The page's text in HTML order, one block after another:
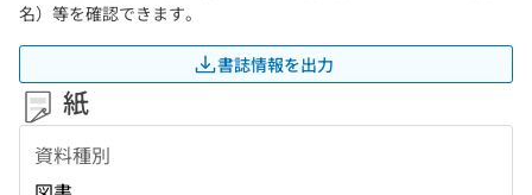
名）等を確認できます。
書誌情報を出力
紙
資料種別